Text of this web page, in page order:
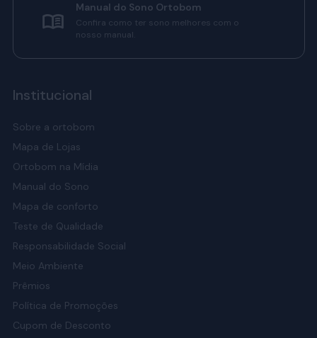
Manual do Sono Ortobom
Confira como ter sono melhores com o
nosso manual.
Institucional
Sobre a ortobom
Mapa de Lojas
Ortobom na Mídia
Manual do Sono
Mapa de conforto
Teste de Qualidade
Responsabilidade Social
Meio Ambiente
Prêmios
Política de Promoções
Cupom de Desconto